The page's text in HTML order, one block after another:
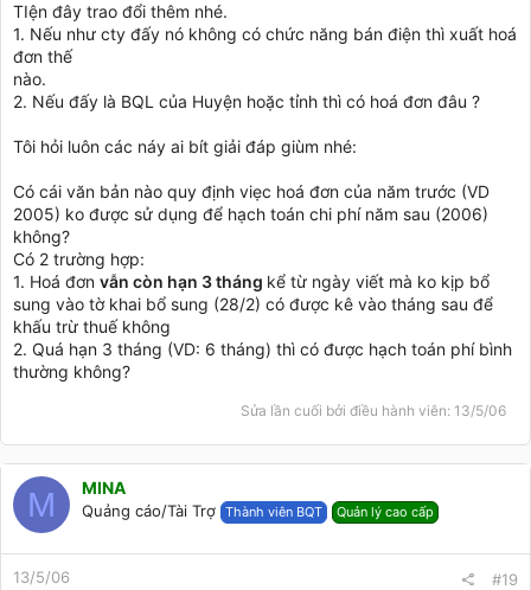
TIện đây trao đổi thêm nhé.
1. Nếu như cty đấy nó không có chức năng bán điện thì xuất hoá
đơn thế
nào.
2. Nếu đấy là BQL của Huyện hoặc tỉnh thì có hoá đơn đâu ?
Tôi hỏi luôn các náy ai bít giải đáp giùm nhé:
Có cái văn bản nào quy định viẹc hoá đơn của năm trước (VD
2005) ko được sử dụng để hạch toán chi phí năm sau (2006)
không?
Có 2 trường hợp:
1. Hoá đơn vẫn còn hạn 3 tháng kể từ ngày viết mà ko kịp bổ
sung vào tờ khai bổ sung (28/2) có được kê vào tháng sau để
khấu trừ thuế không
2. Quá hạn 3 tháng (VD: 6 tháng) thì có được hạch toán phí bình
thường không?
Sửa lần cuối bởi điều hành viên: 13/5/06
M MINA
Quảng cáo/Tài Trợ Thành viên BQT Quản lý cao cấp
13/5/06 #19